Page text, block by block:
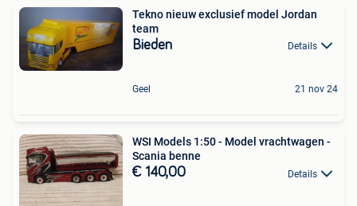
Tekno nieuw exclusief model Jordan
team
Bieden Details
Geel 21 nov 24
WSI Models 1:50 - Model vrachtwagen -
Scania benne
€ 140,00 Details